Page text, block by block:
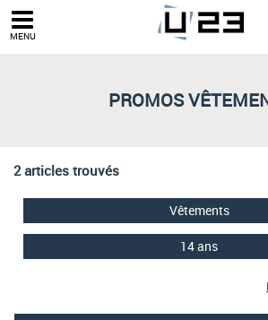
MENU
PROMOS
2 articles trouvés
Vêtements
14 ans
Trier par
Meilleures remises